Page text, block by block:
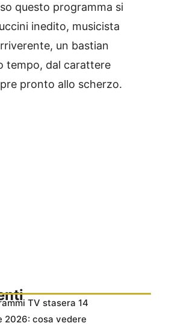
questo programma si
inedito, musicista
un bastian
tempo, dal carattere
pronto allo scherzo.
TV stasera 14
2026: cosa vedere